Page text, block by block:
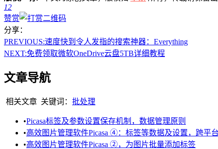
12
赞赏
分享：
PREVIOUS:速度快到令人发指的搜索神器：Everything
NEXT:免费领取微软OneDrive云盘5TB详细教程
文章导航
相关文章 关键词： 批处理
•Picasa标签及参数设置保存机制，数据管理原则
•高效图片管理软件Picasa ④：标签等数据及设置，跨平
•高效图片管理软件Picasa ②，为图片批量添加标签